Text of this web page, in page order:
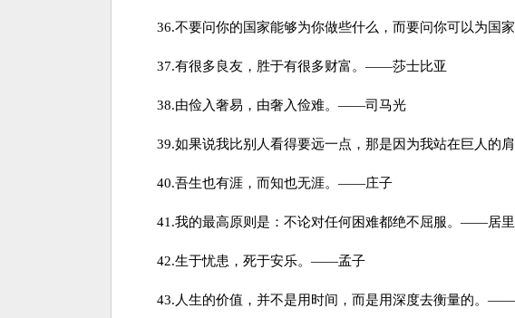
36.不要问你的国家能够为你做些什么，而要问你可以为国
37.有很多良友，胜于有很多财富。——莎士比亚
38.由俭入奢易，由奢入俭难。——司马光
39.如果说我比别人看得要远一点，那是因为我站在巨人的
40.吾生也有涯，而知也无涯。——庄子
41.我的最高原则是：不论对任何困难都绝不屈服。——居里
42.生于忧患，死于安乐。——孟子
43.人生的价值，并不是用时间，而是用深度去衡量的。——